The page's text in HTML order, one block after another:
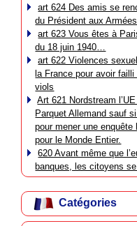
art 624 Des amis se
du Président aux
art 623 Vous êtes à
du 18 juin 1940…
art 622 Violences
la France pour avoir
viols
Art 621 Nordstream
Parquet Allemand sauf
pour mener une
pour le Monde Entier.
620 Avant même que
banques, les citoyens
Catégories